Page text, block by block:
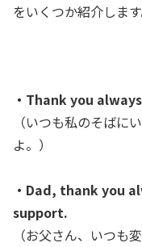
をいくつか紹介します
・Thank you
（いつも私のそばに
よ。）
・Dad, thank you
support.
（お父さん、いつも